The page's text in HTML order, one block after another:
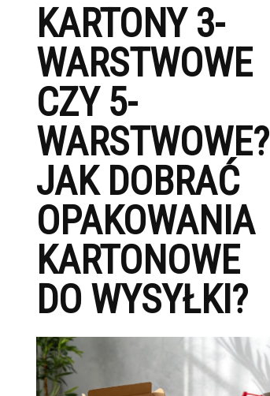
KARTONY 3-
WARSTWOWE
CZY 5-
WARSTWOWE?
JAK DOBRAĆ
OPAKOWANIA
KARTONOWE
DO WYSYŁKI?